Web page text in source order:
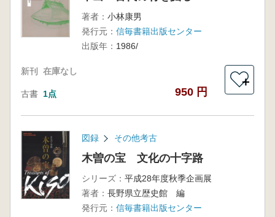
著者： 小林康男
発行元： 信毎書籍出版センター
出版年： 1986/
新刊 在庫なし
古書 1点 950 円
＋
図録 その他考古
木曽の宝 文化の十字路
シリーズ： 平成28年度秋季企画展
著者： 長野県立歴史館 編
発行元： 信毎書籍出版センター